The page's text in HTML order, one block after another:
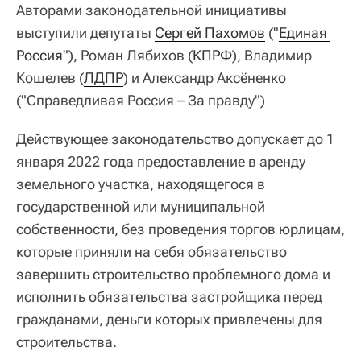
Авторами законодательной инициативы
выступили депутаты Сергей Пахомов ("Единая
Россия"), Роман Лябихов (КПРФ), Владимир
Кошелев (ЛДПР) и Александр Аксёненко
("Справедливая Россия – За правду")
Действующее законодательство допускает до 1
января 2022 года предоставление в аренду
земельного участка, находящегося в
государственной или муниципальной
собственности, без проведения торгов юрлицам,
которые приняли на себя обязательство
завершить строительство проблемного дома и
исполнить обязательства застройщика перед
гражданами, деньги которых привлечены для
строительства.